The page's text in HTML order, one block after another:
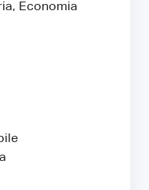
Economia